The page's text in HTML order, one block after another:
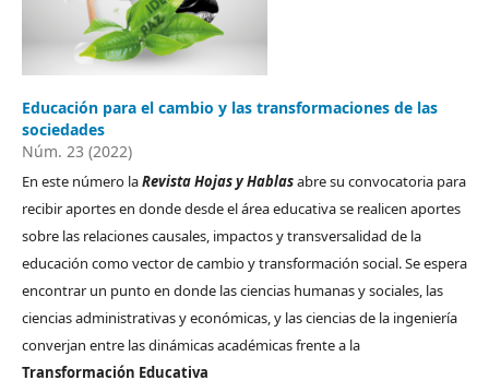
Educación para el cambio y las transformaciones de las
sociedades
Núm. 23 (2022)
En este número laRevistaHojas y Hablasabre su convocatoria para
recibir aportes en donde desde el área educativa se realicen aportes
sobre las relaciones causales, impactos y transversalidad de la
educación como vector de cambio y transformación social. Se espera
encontrar un punto en donde las ciencias humanas y sociales, las
ciencias administrativas y económicas, y las ciencias de la ingeniería
converjan entre las dinámicas académicas frente a la
Transformación Educativa